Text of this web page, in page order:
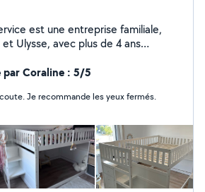
est une entreprise familiale,
Ulysse, avec plus de 4 ans
petits travaux, montage
Notre engagement : vous offrir
et personnalisé, avec le sourire
par Coraline : 5/5
Je recommande les yeux fermés.